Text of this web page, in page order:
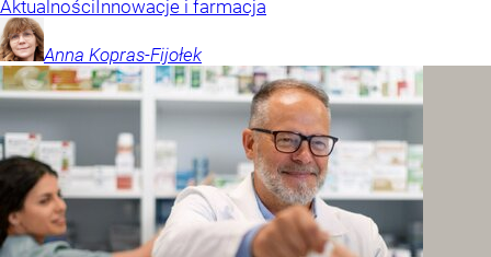
AktualnościInnowacje i farmacja
Anna Kopras-Fijołek